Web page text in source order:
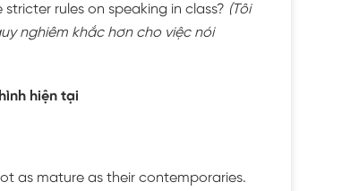
rules on speaking in class? (Tôi
nghiêm khắc hơn cho việc nói
hiện tại
as mature as their contemporaries.